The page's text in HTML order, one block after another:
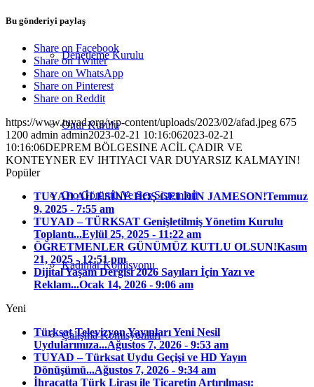
Denetleme Kurulu
Onur Kurulu
Oto Görüntü Ve Ses Sistemleri
Kadınlar Komisyonu
Çalışma Komisyonları
Bu gönderiyi paylaş
Share on Facebook
Share on Twitter
Share on WhatsApp
Share on Pinterest
Share on Reddit
https://www.tuyad.org/wp-content/uploads/2023/02/afad.jpeg 675
1200 admin admin2023-02-21 10:16:062023-02-21
10:16:06DEPREM BÖLGESINE ACİL ÇADIR VE
KONTEYNER EV IHTIYACI VAR DUYARSIZ KALMAYIN!
Popüler
TUYAD AİLESİNE HOŞ GELDİN JAMESON!Temmuz
9, 2025 - 7:55 am
TUYAD – TÜRKSAT Genişletilmiş Yönetim Kurulu
Toplantı...Eylül 25, 2025 - 11:22 am
ÖĞRETMENLER GÜNÜMÜZ KUTLU OLSUN!Kasım
21, 2025 - 12:51 pm
Dijital Yaşam Dergisi 2026 Sayıları İçin Yazı ve
Reklam...Ocak 14, 2026 - 9:06 am
Yeni
Türksat Televizyon Yayınları Yeni Nesil
Uydularımıza...Ağustos 7, 2026 - 9:53 am
TUYAD – Türksat Uydu Geçişi ve HD Yayın
Dönüşümü...Ağustos 7, 2026 - 9:34 am
İhracatta Türk Lirası ile Ticaretin Artırılması: